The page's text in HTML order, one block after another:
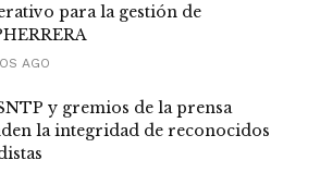
para la gestión de
AGO
y gremios de la prensa
la integridad de reconocidos